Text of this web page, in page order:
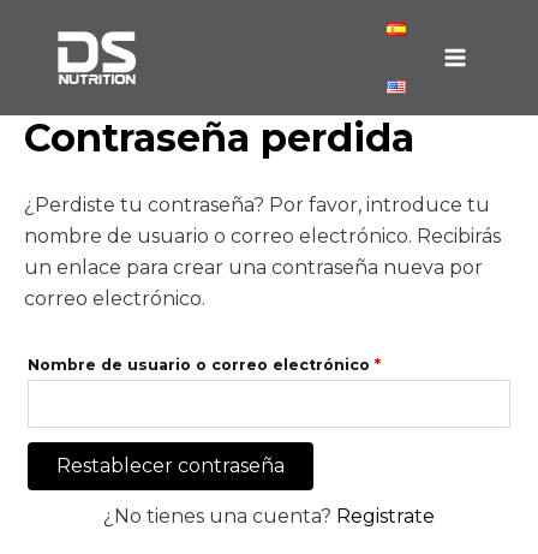
contenido
Menu
Contraseña perdida
¿Perdiste tu contraseña? Por favor, introduce tu
nombre de usuario o correo electrónico. Recibirás
un enlace para crear una contraseña nueva por
correo electrónico.
Nombre de usuario o correo electrónico *
Restablecer contraseña
¿No tienes una cuenta? Registrate